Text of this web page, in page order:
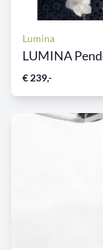
Lumina
LUMINA
€ 239,-